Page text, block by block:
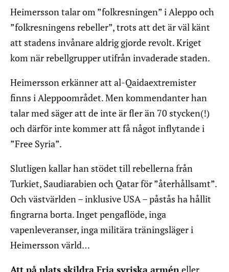
Heimersson talar om ”folkresningen” i Aleppo och
”folkresningens rebeller”, trots att det är väl känt
att stadens invånare aldrig gjorde revolt. Kriget
kom när rebellgrupper utifrån invaderade staden.
Heimersson erkänner att al-Qaidaextremister
finns i Aleppoområdet. Men kommendanter han
talar med säger att de inte är fler än 70 stycken(!)
och därför inte kommer att få något inflytande i
”Free Syria”.
Slutligen kallar han stödet till rebellerna från
Turkiet, Saudiarabien och Qatar för ”återhållsamt”.
Och västvärlden – inklusive USA – påstås ha hållit
fingrarna borta. Inget pengaflöde, inga
vapenleveranser, inga militära träningsläger i
Heimersson värld…
Att på plats skildra Fria syriska armén eller